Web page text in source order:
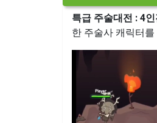
특급 주술대전 : 4인
한 주술사 캐릭터